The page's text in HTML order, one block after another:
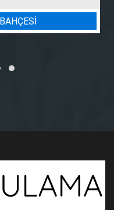
BADEM BAHÇESI